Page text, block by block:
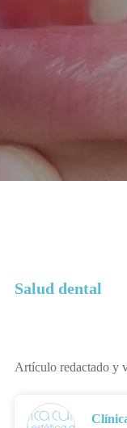
Salud dental
Artículo redactado y